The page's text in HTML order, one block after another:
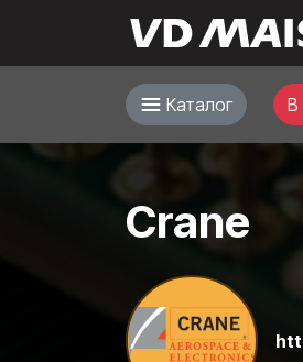
Каталог В
Crane